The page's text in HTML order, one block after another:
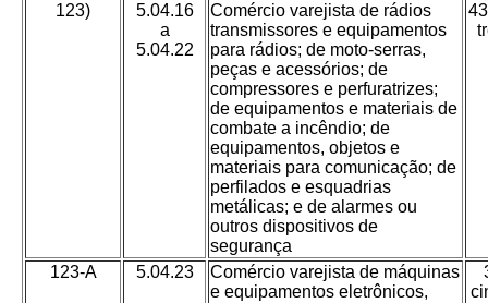
123)
5.04.16
a
5.04.22
Comércio varejista de rádios
transmissores e equipamentos
para rádios; de moto-serras,
peças e acessórios; de
compressores e perfuratrizes;
de equipamentos e materiais de
combate a incêndio; de
equipamentos, objetos e
materiais para comunicação; de
perfilados e esquadrias
metálicas; e de alarmes ou
outros dispositivos de
segurança
123-A 5.04.23
Comércio varejista de máquinas
e equipamentos eletrônicos,